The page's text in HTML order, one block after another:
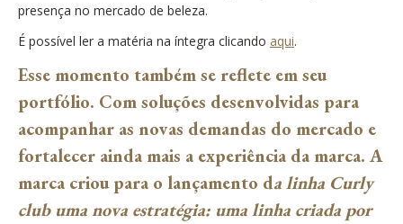
presença no mercado de beleza.
É possível ler a matéria na íntegra clicando aqui.
Esse momento também se reflete em seu
portfólio. Com soluções desenvolvidas para
acompanhar as novas demandas do mercado e
fortalecer ainda mais a experiência da marca. A
marca criou para o lançamento da linha Curly
club uma nova estratégia: uma linha criada por